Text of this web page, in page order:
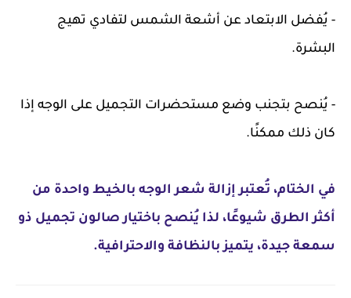
- يُفضل الابتعاد عن أشعة الشمس لتفادي تهيج
البشرة.
- يُنصح بتجنب وضع مستحضرات التجميل على الوجه إذا
كان ذلك ممكنًا.
في الختام، تُعتبر إزالة شعر الوجه بالخيط واحدة من
أكثر الطرق شيوعًا، لذا يُنصح باختيار صالون تجميل ذو
سمعة جيدة، يتميز بالنظافة والاحترافية.